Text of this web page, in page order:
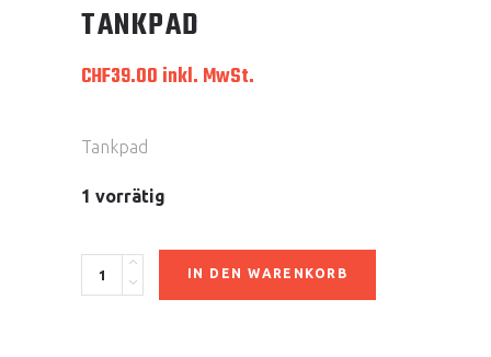
TANKPAD
CHF39.00 inkl. MwSt.
Tankpad
1 vorrätig
Tankpad
quantity
IN DEN WARENKORB